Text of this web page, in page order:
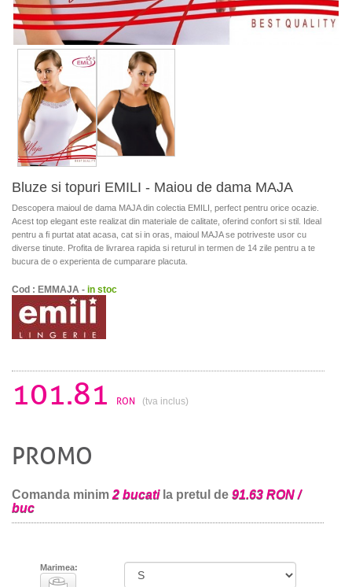
Bluze si topuri EMILI - Maiou de dama MAJA
Descopera maioul de dama MAJA din colectia EMILI, perfect pentru orice ocazie.
Acest top elegant este realizat din materiale de calitate, oferind confort si stil. Ideal
pentru a fi purtat atat acasa, cat si in oras, maioul MAJA se potriveste usor cu
diverse tinute. Profita de livrarea rapida si returul in termen de 14 zile pentru a te
bucura de o experienta de cumparare placuta.
Cod : EMMAJA - in stoc
101.81 RON (tva inclus)
PROMO
Comanda minim 2 bucatila pretul de 91.63 RON /
buc
Marimea: